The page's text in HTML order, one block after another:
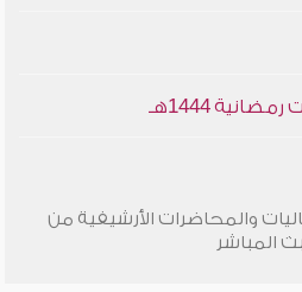
1444هـ
والمحاضرات الأرشيفية من
المباشر